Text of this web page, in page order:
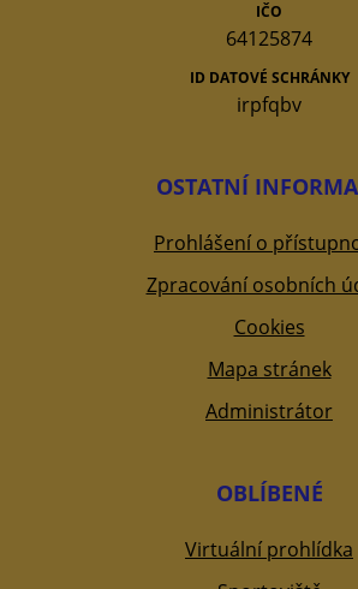
IČO
64125874
ID DATOVÉ SCHRÁNKY
irpfqbv
OSTATNÍ
Prohlášení o
Zpracování osobních
Cookies
Mapa stránek
Administrátor
OBLÍBENÉ
Virtuální prohlídka